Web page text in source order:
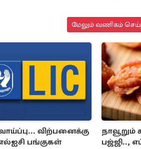
மேலும் வணிகம்
விற்பனைக்கு
பங்குகள்
பஜ்ஜி..,